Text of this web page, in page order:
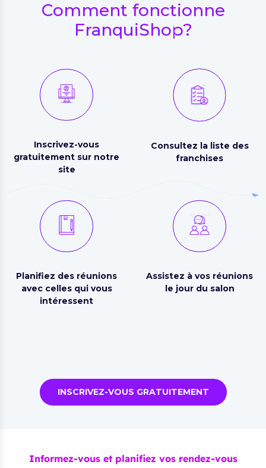
Comment fonctionne
FranquiShop?
Inscrivez-vous
gratuitement sur notre
site
Consultez la liste des
franchises
Planifiez des réunions
avec celles qui vous
intéressent
Assistez à vos réunions
le jour du salon
INSCRIVEZ-VOUS GRATUITEMENT
Informez-vous et planifiez vos rendez-vous